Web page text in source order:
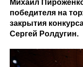
Михаил
победителя на
закрытия
Сергей Ролдугин.